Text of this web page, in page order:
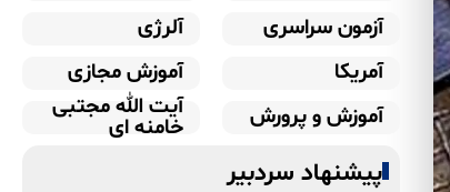
آزمون سراسری
آلرژی
آمریکا
آموزش مجازی
آموزش و پرورش
آیت الله مجتبی
خامنه ای
پیشنهاد سردبیر